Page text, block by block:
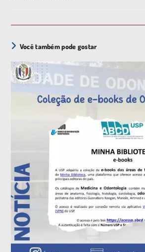
Você também pode gostar